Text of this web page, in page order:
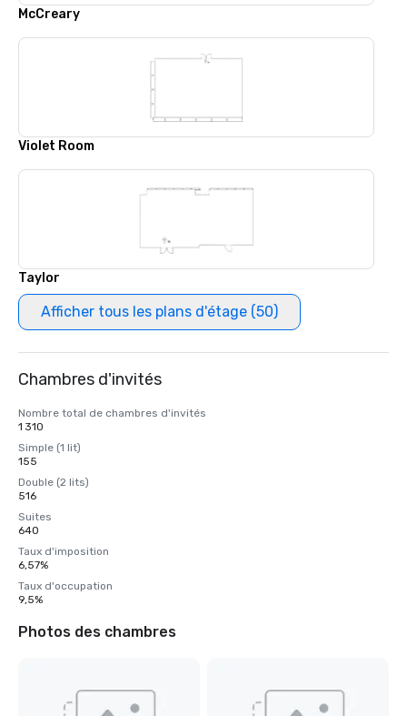
McCreary
Violet Room
Taylor
Afficher tous les plans d'étage (50)
Chambres d'invités
Nombre total de chambres d'invités
1 310
Simple (1 lit)
155
Double (2 lits)
516
Suites
640
Taux d'imposition
6,57%
Taux d'occupation
9,5%
Photos des chambres